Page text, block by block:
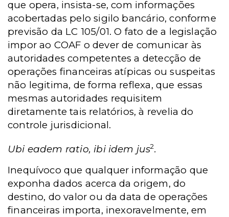
que opera, insista-se, com informações
acobertadas pelo sigilo bancário, conforme
previsão da LC 105/01. O fato de a legislação
impor ao COAF o dever de comunicar às
autoridades competentes a detecção de
operações financeiras atípicas ou suspeitas
não legitima, de forma reflexa, que essas
mesmas autoridades requisitem
diretamente tais relatórios, à revelia do
controle jurisdicional.
Ubi eadem ratio, ibi idem jus2.
Inequívoco que qualquer informação que
exponha dados acerca da origem, do
destino, do valor ou da data de operações
financeiras importa, inexoravelmente, em